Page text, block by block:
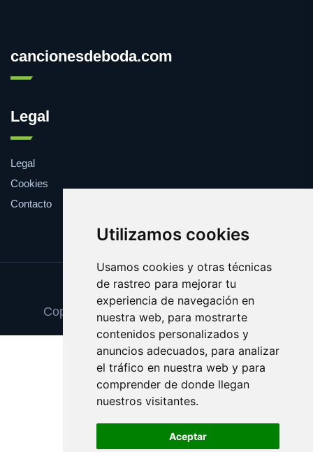
Utilizamos cookies
Usamos cookies y otras técnicas
de rastreo para mejorar tu
experiencia de navegación en
nuestra web, para mostrarte
contenidos personalizados y
anuncios adecuados, para analizar
el tráfico en nuestra web y para
comprender de donde llegan
nuestros visitantes.
Aceptar
cancionesdeboda.com
Legal
Legal
Cookies
Contacto
Update cookies preferences
Copyright © 2025 cancionesdeboda.com